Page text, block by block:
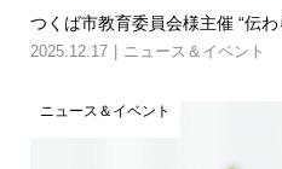
つくば市教育委員会様主催 “伝わ
2025.12.17 ニュース＆イベント
ニュース＆イベント